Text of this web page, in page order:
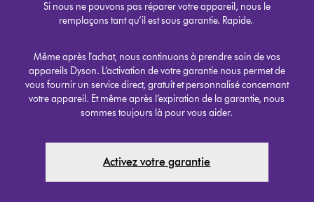
Si nous ne pouvons pas réparer votre appareil, nous le
remplaçons tant qu’il est sous garantie. Rapide.
Même après l'achat, nous continuons à prendre soin de vos
appareils Dyson. L’activation de votre garantie nous permet de
vous fournir un service direct, gratuit et personnalisé concernant
votre appareil. Et même après l’expiration de la garantie, nous
sommes toujours là pour vous aider.
Activez votre garantie